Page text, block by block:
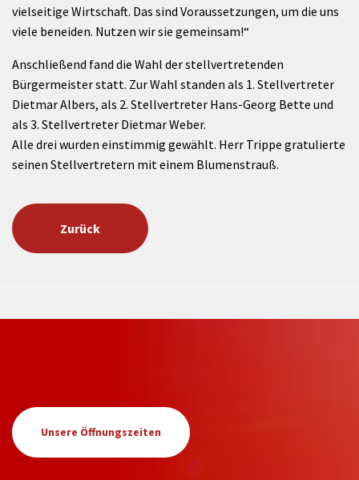
vielseitige Wirtschaft. Das sind Voraussetzungen, um die uns
viele beneiden. Nutzen wir sie gemeinsam!“
Anschließend fand die Wahl der stellvertretenden
Bürgermeister statt. Zur Wahl standen als 1. Stellvertreter
Dietmar Albers, als 2. Stellvertreter Hans-Georg Bette und
als 3. Stellvertreter Dietmar Weber.
Alle drei wurden einstimmig gewählt. Herr Trippe gratulierte
seinen Stellvertretern mit einem Blumenstrauß.
Zurück
Unsere Öffnungszeiten